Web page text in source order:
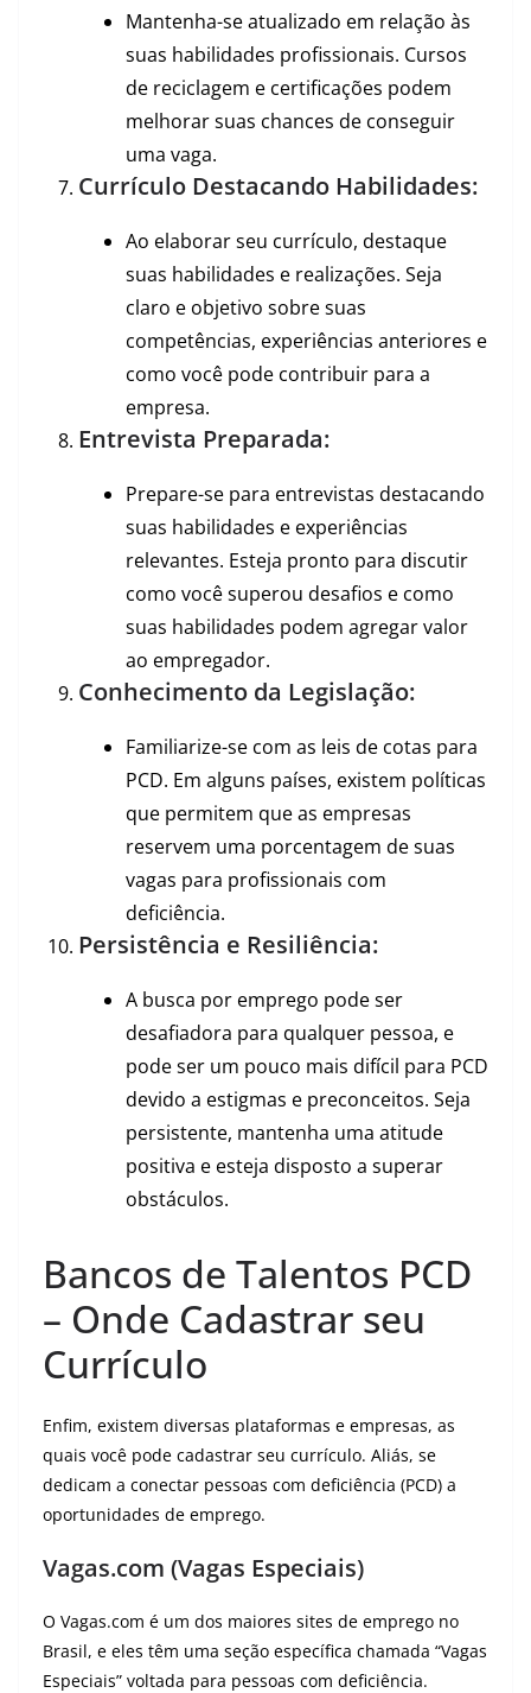
Mantenha-se atualizado em relação às
suas habilidades profissionais. Cursos
de reciclagem e certificações podem
melhorar suas chances de conseguir
uma vaga.
Currículo Destacando Habilidades:
Ao elaborar seu currículo, destaque
suas habilidades e realizações. Seja
claro e objetivo sobre suas
competências, experiências anteriores e
como você pode contribuir para a
empresa.
Entrevista Preparada:
Prepare-se para entrevistas destacando
suas habilidades e experiências
relevantes. Esteja pronto para discutir
como você superou desafios e como
suas habilidades podem agregar valor
ao empregador.
Conhecimento da Legislação:
Familiarize-se com as leis de cotas para
PCD. Em alguns países, existem políticas
que permitem que as empresas
reservem uma porcentagem de suas
vagas para profissionais com
deficiência.
Persistência e Resiliência:
A busca por emprego pode ser
desafiadora para qualquer pessoa, e
pode ser um pouco mais difícil para PCD
devido a estigmas e preconceitos. Seja
persistente, mantenha uma atitude
positiva e esteja disposto a superar
obstáculos.
Bancos de Talentos PCD
– Onde Cadastrar seu
Currículo
Enfim, existem diversas plataformas e empresas, as
quais você pode cadastrar seu currículo. Aliás, se
dedicam a conectar pessoas com deficiência (PCD) a
oportunidades de emprego.
Vagas.com (Vagas Especiais)
O Vagas.com é um dos maiores sites de emprego no
Brasil, e eles têm uma seção específica chamada “Vagas
Especiais” voltada para pessoas com deficiência.